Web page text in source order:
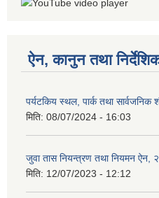
ऐन, कानुन तथा
पर्यटकिय स्थल, पार्क तथा सार्वजनिक
मिति: 08/07/2024 - 16:03
जुवा तास नियन्त्रण तथा नियमन ऐन,
मिति: 12/07/2023 - 12:12